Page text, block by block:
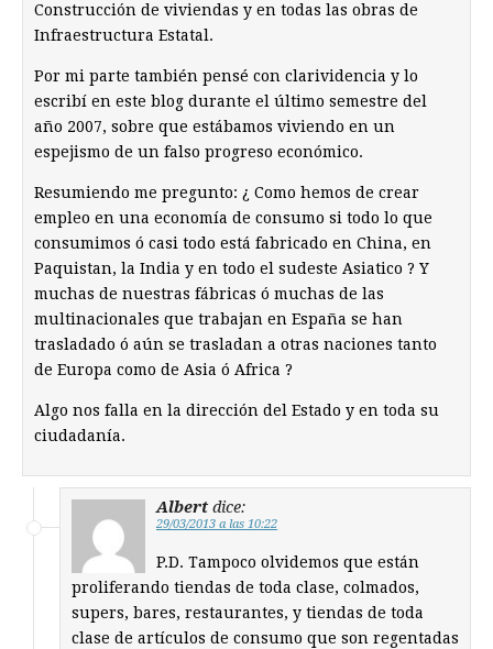
Construcción de viviendas y en todas las obras de
Infraestructura Estatal.
Por mi parte también pensé con clarividencia y lo
escribí en este blog durante el último semestre del
año 2007, sobre que estábamos viviendo en un
espejismo de un falso progreso económico.
Resumiendo me pregunto: ¿ Como hemos de crear
empleo en una economía de consumo si todo lo que
consumimos ó casi todo está fabricado en China, en
Paquistan, la India y en todo el sudeste Asiatico ? Y
muchas de nuestras fábricas ó muchas de las
multinacionales que trabajan en España se han
trasladado ó aún se trasladan a otras naciones tanto
de Europa como de Asia ó Africa ?
Algo nos falla en la dirección del Estado y en toda su
ciudadanía.
Albert dice:
29/03/2013 a las 10:22
P.D. Tampoco olvidemos que están
proliferando tiendas de toda clase, colmados,
supers, bares, restaurantes, y tiendas de toda
clase de artículos de consumo que son regentadas